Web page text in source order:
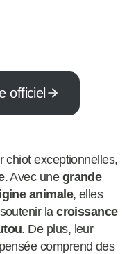
officiel
chiot exceptionnelles,
. Avec une grande
animale, elles
lacroissance
. De plus, leur
comprend des